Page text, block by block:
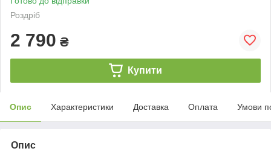
Роздріб
2 790 ₴
Купити
Опис Характеристики Доставка Оплата Умови
Опис